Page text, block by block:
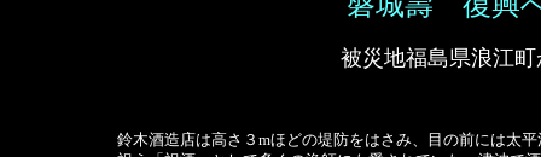
被災地福島県浪江
鈴木酒造店は高さ３mほどの堤防をはさみ、目の前には太